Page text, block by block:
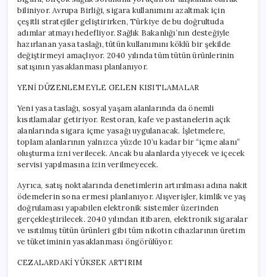
biliniyor. Avrupa Birliği, sigara kullanımını azaltmak için
çeşitli stratejiler geliştirirken, Türkiye de bu doğrultuda
adımlar atmayı hedefliyor. Sağlık Bakanlığı’nın desteğiyle
hazırlanan yasa taslağı, tütün kullanımını köklü bir şekilde
değiştirmeyi amaçlıyor. 2040 yılında tüm tütün ürünlerinin
satışının yasaklanması planlanıyor.
YENİ DÜZENLEMEYLE GELEN KISITLAMALAR
Yeni yasa taslağı, sosyal yaşam alanlarında da önemli
kısıtlamalar getiriyor. Restoran, kafe ve pastanelerin açık
alanlarında sigara içme yasağı uygulanacak. İşletmelere,
toplam alanlarının yalnızca yüzde 10’u kadar bir “içme alanı”
oluşturma izni verilecek. Ancak bu alanlarda yiyecek ve içecek
servisi yapılmasına izin verilmeyecek.
Ayrıca, satış noktalarında denetimlerin artırılması adına nakit
ödemelerin sona ermesi planlanıyor. Alışverişler, kimlik ve yaş
doğrulaması yapabilen elektronik sistemler üzerinden
gerçekleştirilecek. 2040 yılından itibaren, elektronik sigaralar
ve ısıtılmış tütün ürünleri gibi tüm nikotin cihazlarının üretim
ve tüketiminin yasaklanması öngörülüyor.
CEZALARDAKİ YÜKSEK ARTIRIM